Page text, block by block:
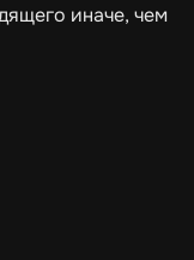
иначе, чем